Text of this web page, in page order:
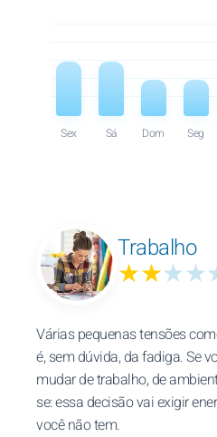
Sex Sá Dom Seg
Trabalho
★★
Várias pequenas tensões
é, sem dúvida, da fadiga. Se
mudar de trabalho, de
se: essa decisão vai exigir
você não tem.